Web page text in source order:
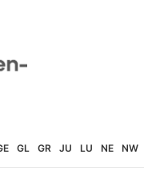
GL GR JU LU NE NW